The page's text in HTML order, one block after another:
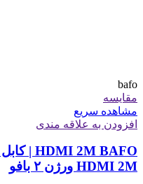
bafo
مقایسه
مشاهده سریع
افزودن به علاقه مندی
HDMI 2M ورژن ۲ بافو